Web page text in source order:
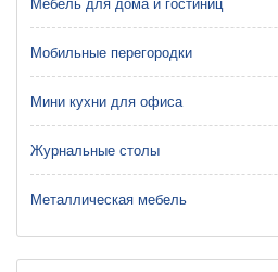
Мебель для дома и гостиниц
Мобильные перегородки
Мини кухни для офиса
Журнальные столы
Металлическая мебель